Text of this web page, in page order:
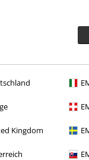
Kingdom